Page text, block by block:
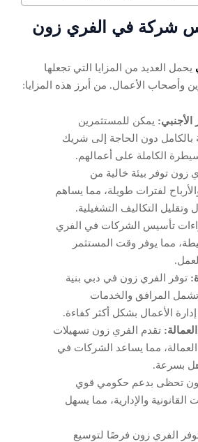
شركة في الفري زون
يحمل العديد من المزايا التي تجعلها
وأصحاب الأعمال. من أبرز هذه المزايا:
الأجنبي: يمكن للمستثمرين
بالكامل دون الحاجة إلى شريك
الكاملة على أعمالهم.
زون توفر بيئة خالية من
لفترات طويلة، مما يساهم
وتقليل التكاليف التشغيلية.
تأسيس الشركات في الفري
مما يوفر وقت المستثمر
توفر الفري زون في دبي بنية
المرافق والخدمات
الأعمال بشكل أكثر كفاءة.
تقدم الفري زون تسهيلات
مما يساعد الشركات في
بسرعة.
تحظى بدعم حكومي قوي
والإدارية، مما يسهل
الفري زون فرصًا لتوسيع